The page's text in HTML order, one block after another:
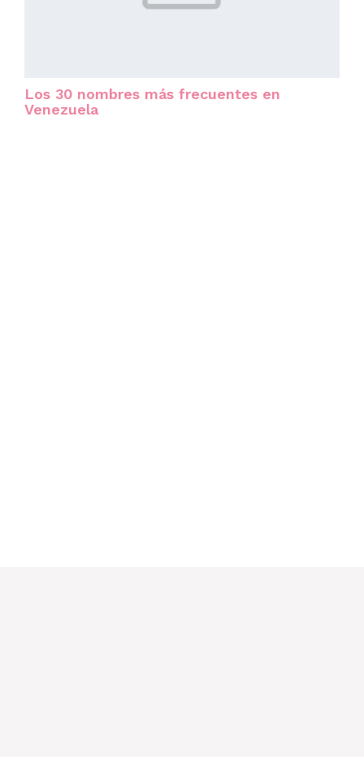
Los 30 nombres más frecuentes en
Venezuela